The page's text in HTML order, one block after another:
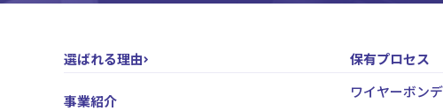
選ばれる理由
事業紹介
保有プロセス
ワイヤーボン